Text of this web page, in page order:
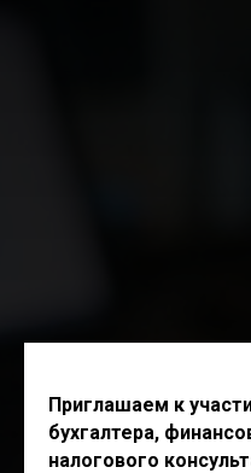
Приглашаем к
бухгалтера,
налогового